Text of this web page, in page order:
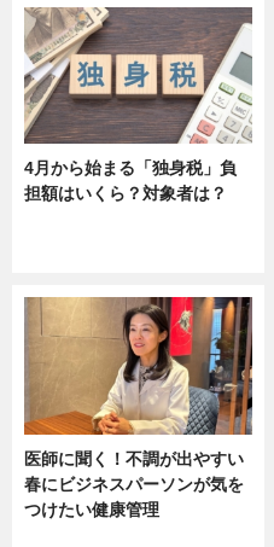
4月から始まる「独身税」負
担額はいくら？対象者は？
医師に聞く！不調が出やすい
春にビジネスパーソンが気を
つけたい健康管理